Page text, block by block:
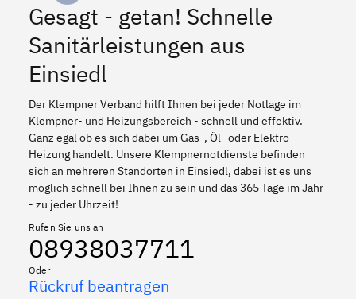
Gesagt - getan! Schnelle
Sanitärleistungen aus
Einsiedl
Der Klempner Verband hilft Ihnen bei jeder Notlage im
Klempner- und Heizungsbereich - schnell und effektiv.
Ganz egal ob es sich dabei um Gas-, Öl- oder Elektro-
Heizung handelt. Unsere Klempnernotdienste befinden
sich an mehreren Standorten in Einsiedl, dabei ist es uns
möglich schnell bei Ihnen zu sein und das 365 Tage im Jahr
- zu jeder Uhrzeit!
Rufen Sie uns an
08938037711
Oder
Rückruf beantragen